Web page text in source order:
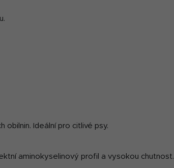
obilnin. Ideální pro citlivé psy.
aminokyselinový profil a vysokou chutnost.